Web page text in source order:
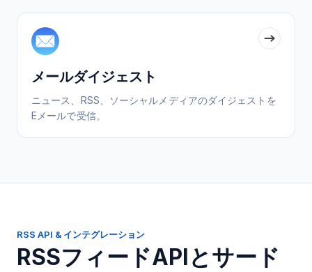
メールダイジェスト
ニュース、RSS、ソーシャルメディアのダイジェストを
Eメールで受信。
RSS API & インテグレーション
RSSフィードAPIとサード